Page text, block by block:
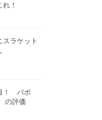
！
スラケット
！ バボ
の評価